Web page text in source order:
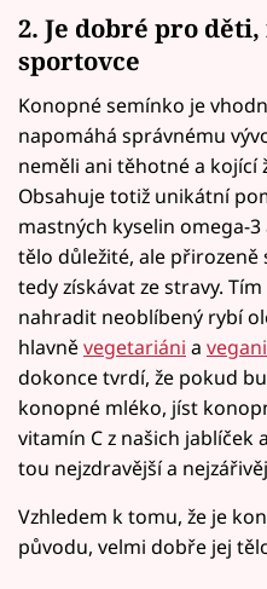
2. Je dobré pro
sportovce
Konopné semínko je
napomáhá správnému
neměli ani těhotné a kojící
Obsahuje totiž unikátní
mastných kyselin omega-
tělo důležité, ale
tedy získávat ze stravy.
nahradit neoblíbený rybí
hlavněvegetariáni a vegani
dokonce tvrdí, že pokud
konopné mléko, jíst
vitamín C z našich jablíček
tou nejzdravější a
Vzhledem k tomu, že je
původu, velmi dobře jej